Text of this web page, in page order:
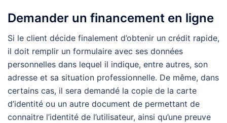
Demander un financement en ligne
Si le client décide finalement d’obtenir un crédit rapide,
il doit remplir un formulaire avec ses données
personnelles dans lequel il indique, entre autres, son
adresse et sa situation professionnelle. De même, dans
certains cas, il sera demandé la copie de la carte
d’identité ou un autre document de permettant de
connaitre l’identité de l’utilisateur, ainsi qu’une preuve